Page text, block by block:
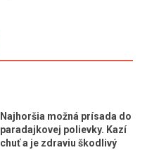
Najhoršia možná prísada do
paradajkovej polievky. Kazí
chuť a je zdraviu škodlivý